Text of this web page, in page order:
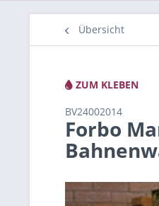
Übersicht
ZUM KLEBEN
BV24002014
Forbo